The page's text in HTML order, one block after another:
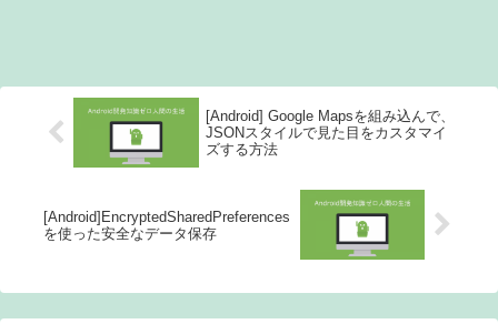
[Android] Google Mapsを組み込んで、
JSONスタイルで見た目をカスタマイ
ズする方法
[Android]EncryptedSharedPreferences
を使った安全なデータ保存